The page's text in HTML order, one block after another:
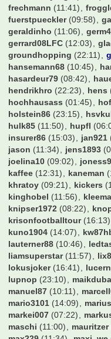
frechmann (11:41)
fuerstpueckler (09:58)
geraldinho (11:06)
gerrard08LFC (12:03)
groundhopping (22:11)
hansemann68 (10:45)
hasardeur79 (08:42)
hendrikhro (22:23) hens
hochhausass (01:45)
holstein86 (23:15)
hulk85 (11:50) hupfl
insurer86 (15:03) jan921
jason (11:34) jens1893
joelina10 (09:02)
kaffee (12:31) kaneman
khratoy (09:21) kickers
kinghobel (11:56)
knipser1972 (08:22)
krisonfootballtour (16:13)
kuno1904 (14:07)
lauterner88 (10:46)
liamsuperstar (11:57)
lokusjoker (16:41) lucern
lupnop (23:10)
manuel87 (10:11)
mario3101 (14:09)
markei007 (07:22)
maschi (11:00) mauritzer